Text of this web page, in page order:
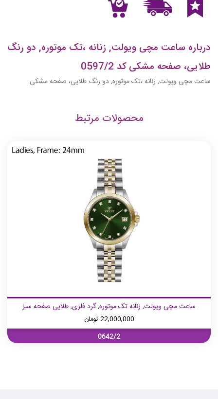
درباره ساعت مچی ویولت, زنانه ،تک موتوره, دو رنگ
طلایی، صفحه مشکی کد 0597/2
ساعت مچی ویولت, زنانه ،تک موتوره, دو رنگ طلایی، صفحه مشکی
محصولات مرتبط
ساعت مچی ویولت, زنانه تک موتوره, گرد فلزی, طلایی صفحه سبز
22,000,000 تومان
0642/2